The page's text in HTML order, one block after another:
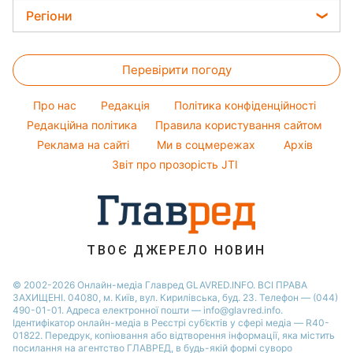
Максим Галкін
Кімнатні рослини
Курс валют
Погода на сьогодні
Погода на завтра
Жіночі стрижки
Фарбування волосся
Гарний манікюр
Модні помилки
Новини моди
Поради від Андре Тана
Регіони
Новини Полтави
Новини Сум
Новини Львова
Новини Черкаси
Новини Дніпра
Новини Рівного
Новини Тернополя
Новини Запоріжжя
Новини Одеси
Перевірити погоду
Про нас Редакція
Політика конфіденційності
Редакційна політика
Правила користування сайтом
Реклама на сайті
Ми в соцмережах
Архів
Звіт про прозорість JTI
ТВОЄ ДЖЕРЕЛО НОВИН
© 2002-2026 Онлайн-медіа Главред GLAVRED.INFO. ВСІ ПРАВА
ЗАХИЩЕНІ. 04080, м. Київ, вул. Кирилівська, буд. 23. Телефон — (044)
490-01-01. Адреса електронної пошти — info@glavred.info.
Ідентифікатор онлайн-медіа в Реєстрі суб’єктів у сфері медіа — R40-
01822. Передрук, копіювання або відтворення інформації, яка містить
посилання на агентство ГЛАВРЕД, в будь-якій формi суворо